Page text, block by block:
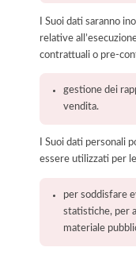
I Suoi dati saranno
relative
contrattuali o pre-
gestione dei
vendita.
I Suoi dati personali
essere utilizzati per
per soddisfare
statistiche, per
materiale